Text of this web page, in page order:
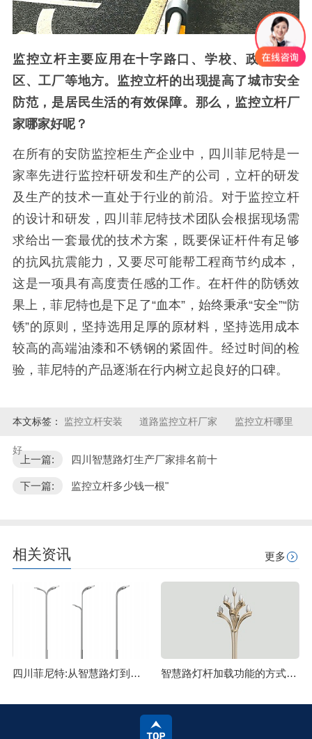
监控立杆主要应用在十字路口、学校、政府、小
区、工厂等地方。监控立杆的出现提高了城市安全
防范，是居民生活的有效保障。那么，监控立杆厂
家哪家好呢？
在所有的安防监控柜生产企业中，四川菲尼特是一
家率先进行监控杆研发和生产的公司，立杆的研发
及生产的技术一直处于行业的前沿。对于监控立杆
的设计和研发，四川菲尼特技术团队会根据现场需
求给出一套最优的技术方案，既要保证杆件有足够
的抗风抗震能力，又要尽可能帮工程商节约成本，
这是一项具有高度责任感的工作。在杆件的防锈效
果上，菲尼特也是下足了“血本”，始终秉承“安全”“防
锈”的原则，坚持选用足厚的原材料，坚持选用成本
较高的高端油漆和不锈钢的紧固件。经过时间的检
验，菲尼特的产品逐渐在行内树立起良好的口碑。
本文标签： 监控立杆安装 道路监控立杆厂家 监控立杆哪里
好
上一篇: 四川智慧路灯生产厂家排名前十
下一篇: 监控立杆多少钱一根"
相关资讯 更多
四川菲尼特:从智慧路灯到数字孪生再到元宇宙 智慧路灯杆加载功能的方式主要有哪些